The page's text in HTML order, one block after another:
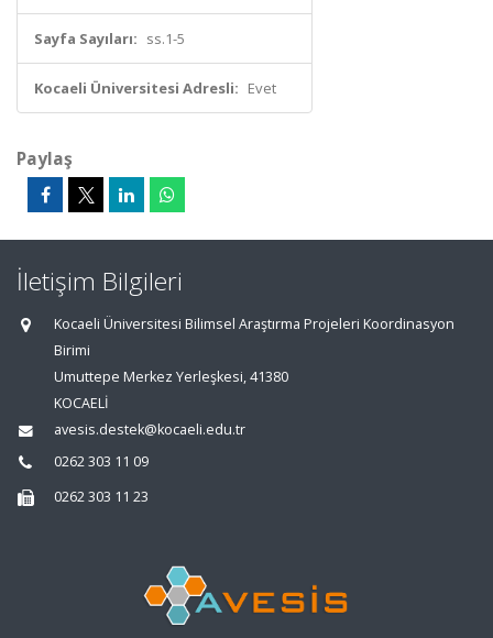
Sayfa Sayıları: ss.1-5
Kocaeli Üniversitesi Adresli: Evet
Paylaş
İletişim Bilgileri
Kocaeli Üniversitesi Bilimsel Araştırma Projeleri Koordinasyon
Birimi
Umuttepe Merkez Yerleşkesi, 41380
KOCAELİ
avesis.destek@kocaeli.edu.tr
0262 303 11 09
0262 303 11 23